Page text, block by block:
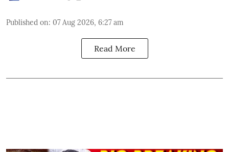
Published on: 07 Aug 2026, 6:27 am
Read More